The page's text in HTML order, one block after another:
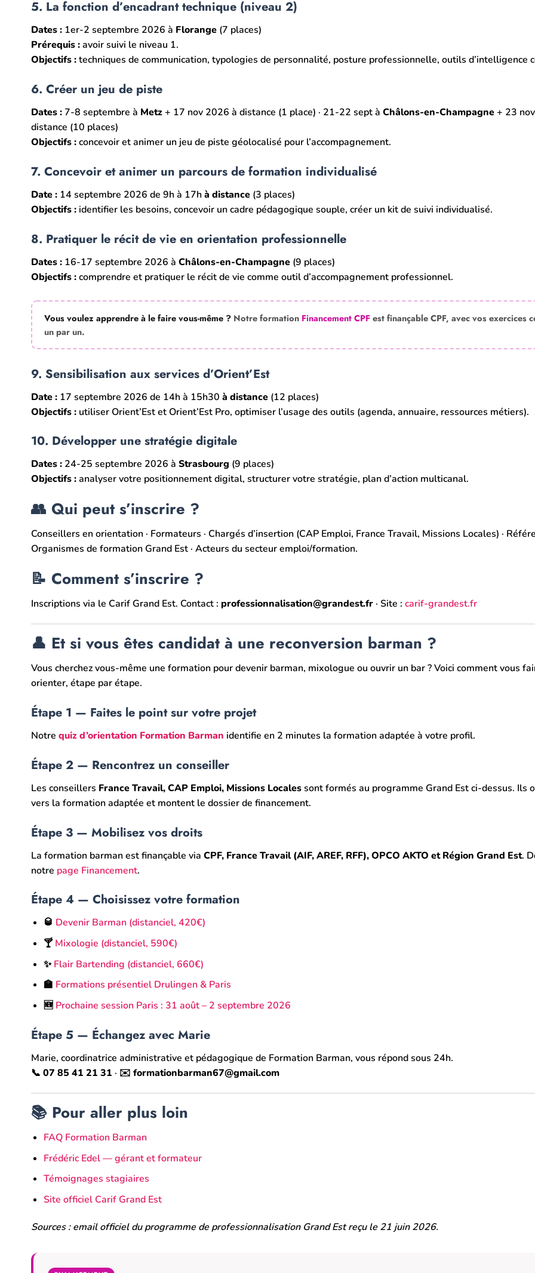
5. La fonction d’encadrant technique (niveau 2)
Dates : 1er-2 septembre 2026 à Florange (7 places)
Prérequis :avoir suivi le niveau 1.
Objectifs :techniques de communication, typologies de personnalité, posture professionnelle, outils d’intelligence
6. Créer un jeu de piste
Dates : 7-8 septembre à Metz+ 17 nov 2026 à distance (1 place) · 21-22 sept à Châlons-en-Champagne+ 23
distance (10 places)
Objectifs :concevoir et animer un jeu de piste géolocalisé pour l’accompagnement.
7. Concevoir et animer un parcours de formation individualisé
Date : 14 septembre 2026 de 9h à 17hà distance (3 places)
Objectifs : identifier les besoins, concevoir un cadre pédagogique souple, créer un kit de suivi individualisé.
8. Pratiquer le récit de vie en orientation professionnelle
Dates : 16-17 septembre 2026 à Châlons-en-Champagne (9 places)
Objectifs :comprendre et pratiquer le récit de vie comme outil d’accompagnement professionnel.
Vous voulez apprendre à le faire vous-même ? Notre formation Financement CPFest finançable CPF, avec vos exercices
un par un.
9. Sensibilisation aux services d’Orient’Est
Date : 17 septembre 2026 de 14h à 15h30 à distance (12 places)
Objectifs : utiliser Orient’Est et Orient’Est Pro, optimiser l’usage des outils (agenda, annuaire, ressources métiers).
10. Développer une stratégie digitale
Dates : 24-25 septembre 2026 à Strasbourg (9 places)
Objectifs :analyser votre positionnement digital, structurer votre stratégie, plan d’action multicanal.
👥 Qui peut s’inscrire ?
Conseillers en orientation · Formateurs · Chargés d’insertion (CAP Emploi, France Travail, Missions Locales) ·
Organismes de formation Grand Est · Acteurs du secteur emploi/formation.
📝 Comment s’inscrire ?
Inscriptions via le Carif Grand Est. Contact : professionnalisation@grandest.fr · Site : carif-grandest.fr
👤 Et si vous êtes candidat à une reconversion barman ?
Vous cherchez vous-même une formation pour devenir barman, mixologue ou ouvrir un bar ? Voici comment vous
orienter, étape par étape.
Étape 1 — Faites le point sur votre projet
Notre quiz d’orientation Formation Barman identifie en 2 minutes la formation adaptée à votre profil.
Étape 2 — Rencontrez un conseiller
Les conseillers France Travail, CAP Emploi, Missions Localessont formés au programme Grand Est ci-dessus. Ils
vers la formation adaptée et montent le dossier de financement.
Étape 3 — Mobilisez vos droits
La formation barman est finançable via CPF, France Travail (AIF, AREF, RFF), OPCO AKTO et Région Grand Est.
notre page Financement.
Étape 4 — Choisissez votre formation
🥃 Devenir Barman (distanciel, 420€)
🍸Mixologie (distanciel, 590€)
✨Flair Bartending (distanciel, 660€)
🏫 Formations présentiel Drulingen & Paris
🆕 Prochaine session Paris : 31 août – 2 septembre 2026
Étape 5 — Échangez avec Marie
Marie, coordinatrice administrative et pédagogique de Formation Barman, vous répond sous 24h.
📞 07 85 41 21 31 · ✉️ formationbarman67@gmail.com
📚 Pour aller plus loin
FAQ Formation Barman
Frédéric Edel — gérant et formateur
Témoignages stagiaires
Site officiel Carif Grand Est
Sources : email officiel du programme de professionnalisation Grand Est reçu le 21 juin 2026.